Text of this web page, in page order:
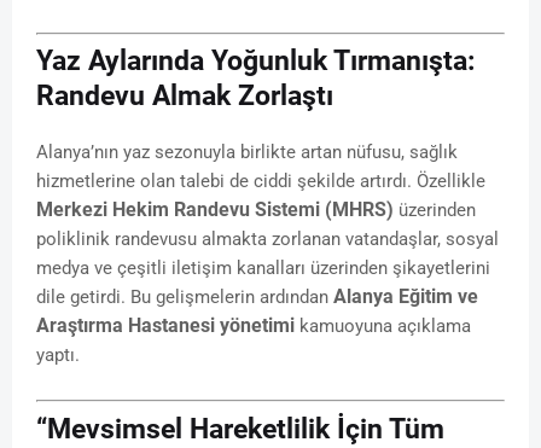
Yaz Aylarında Yoğunluk Tırmanışta:
Randevu Almak Zorlaştı
Alanya’nın yaz sezonuyla birlikte artan nüfusu, sağlık
hizmetlerine olan talebi de ciddi şekilde artırdı. Özellikle
Merkezi Hekim Randevu Sistemi (MHRS) üzerinden
poliklinik randevusu almakta zorlanan vatandaşlar, sosyal
medya ve çeşitli iletişim kanalları üzerinden şikayetlerini
dile getirdi. Bu gelişmelerin ardından Alanya Eğitim ve
Araştırma Hastanesi yönetimi kamuoyuna açıklama
yaptı.
“Mevsimsel Hareketlilik İçin Tüm